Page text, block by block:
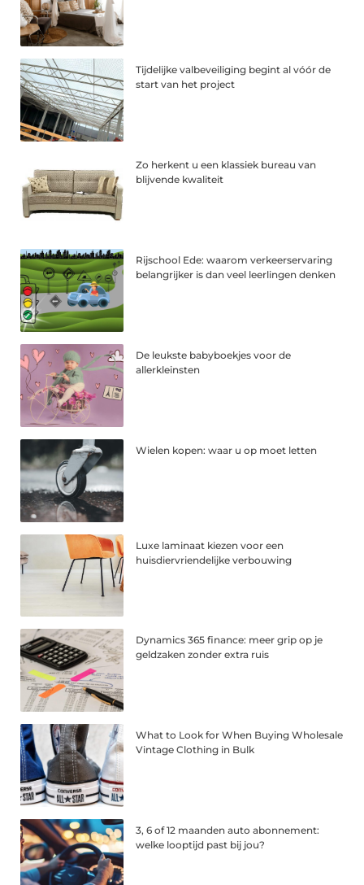
Tijdelijke valbeveiliging begint al vóór de
start van het project
Zo herkent u een klassiek bureau van
blijvende kwaliteit
Rijschool Ede: waarom verkeerservaring
belangrijker is dan veel leerlingen denken
De leukste babyboekjes voor de
allerkleinsten
Wielen kopen: waar u op moet letten
Luxe laminaat kiezen voor een
huisdiervriendelijke verbouwing
Dynamics 365 finance: meer grip op je
geldzaken zonder extra ruis
What to Look for When Buying Wholesale
Vintage Clothing in Bulk
3, 6 of 12 maanden auto abonnement:
welke looptijd past bij jou?